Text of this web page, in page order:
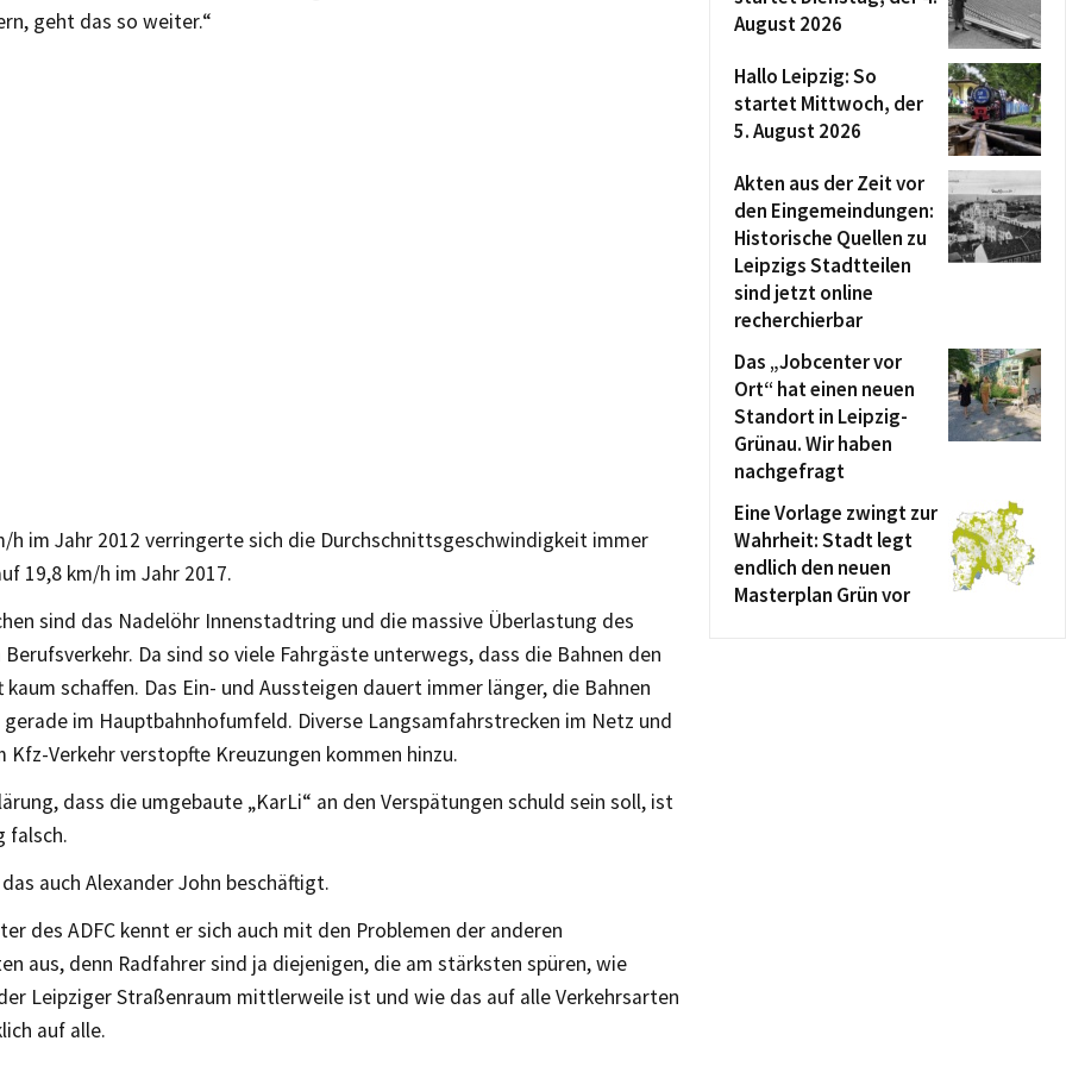
geht das so weiter.“
h im Jahr 2012 verringerte sich die Durchschnittsgeschwindigkeit immer
19,8 km/h im Jahr 2017.
sind das Nadelöhr Innenstadtring und die massive Überlastung des
Da sind so viele Fahrgäste unterwegs, dass die Bahnen den
schaffen. Das Ein- und Aussteigen dauert immer länger, die Bahnen
im Hauptbahnhofumfeld. Diverse Langsamfahrstrecken im Netz und
Kfz-Verkehr verstopfte Kreuzungen kommen hinzu.
dass die umgebaute „KarLi“ an den Verspätungen schuld sein soll, ist
falsch.
auch Alexander John beschäftigt.
des ADFC kennt er sich auch mit den Problemen der anderen
aus, denn Radfahrer sind ja diejenigen, die am stärksten spüren, wie
Leipziger Straßenraum mittlerweile ist und wie das auf alle Verkehrsarten
auf alle.
August 2026
Hallo Leipzig: So
startet Mittwoch, der
5. August 2026
Akten aus der Zeit vor
den Eingemeindungen:
Historische Quellen zu
Leipzigs Stadtteilen
sind jetzt online
recherchierbar
Das „Jobcenter vor
Ort“ hat einen neuen
Standort in Leipzig-
Grünau. Wir haben
nachgefragt
Eine Vorlage zwingt zur
Wahrheit: Stadt legt
endlich den neuen
Masterplan Grün vor